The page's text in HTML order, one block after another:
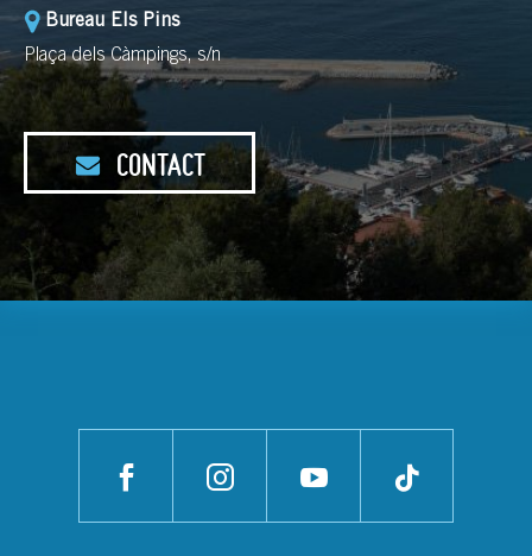
Bureau Els Pins
Plaça dels Càmpings, s/n
CONTACT